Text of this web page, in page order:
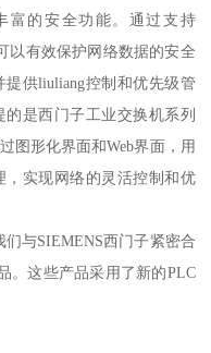
富的安全功能。通过支持
以有效保护网络数据的安全
供liuliang控制和优先级管
是西门子工业交换机系列
图形化界面和Web界面，用
，实现网络的灵活控制和优
SIEMENS西门子紧密合
。这些产品采用了新的PLC